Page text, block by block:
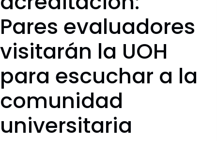
Pares evaluadores
visitarán la UOH
para escuchar a la
comunidad
universitaria